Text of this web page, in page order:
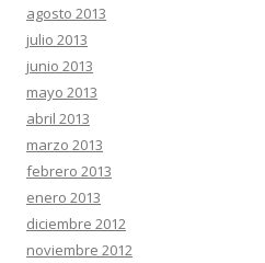
agosto 2013
julio 2013
junio 2013
mayo 2013
abril 2013
marzo 2013
febrero 2013
enero 2013
diciembre 2012
noviembre 2012